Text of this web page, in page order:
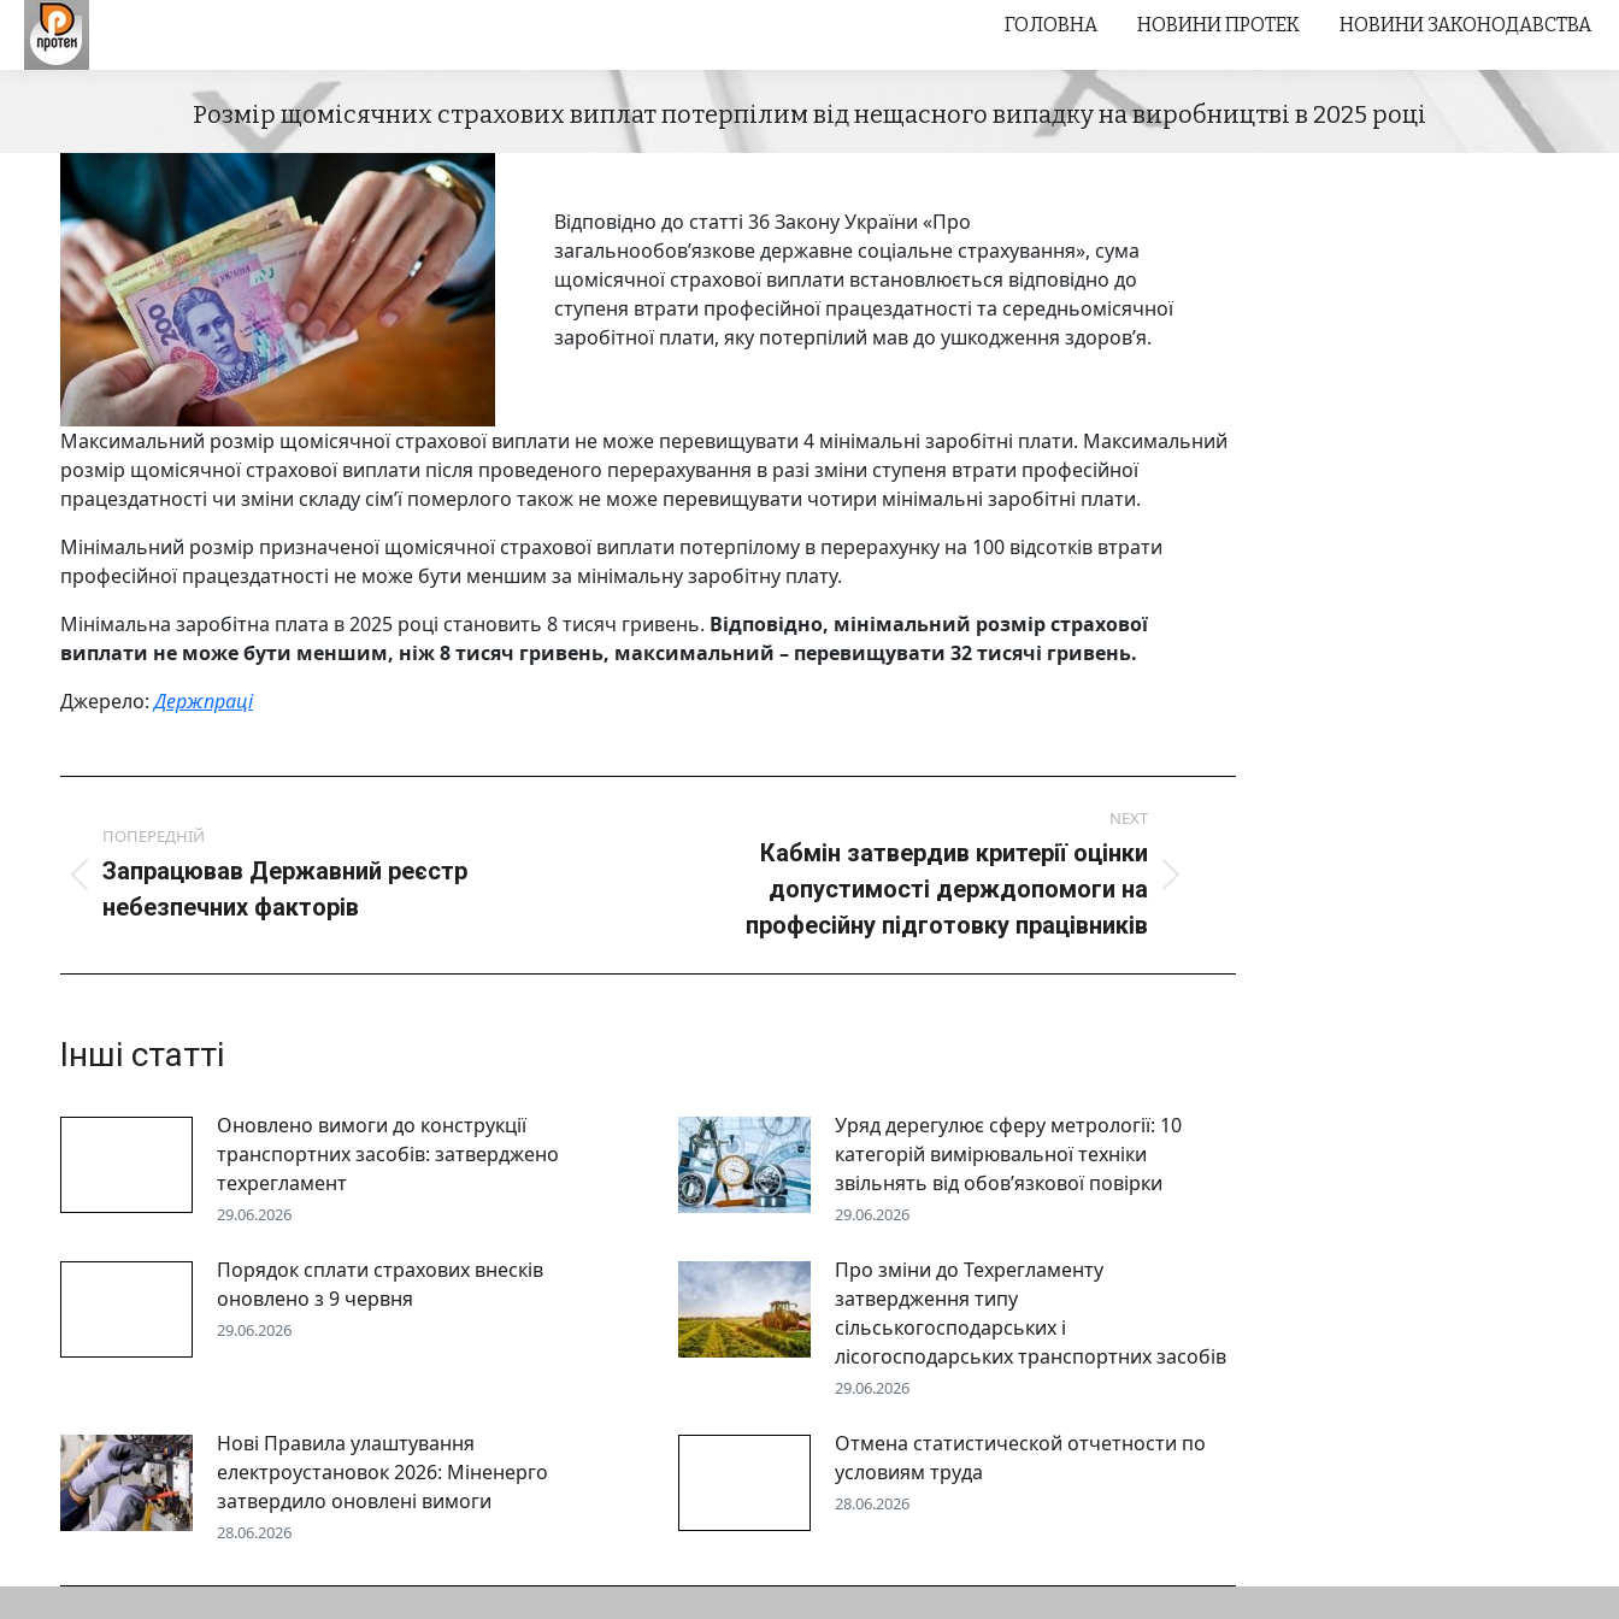
ГОЛОВНА НОВИНИ ПРОТЕК НОВИНИ ЗАКОНОДАВСТВА
Розмір щомісячних страхових виплат потерпілим від нещасного випадку на виробництві в 2025 році
Відповідно до статті 36 Закону України «Про
загальнообов’язкове державне соціальне страхування», сума
щомісячної страхової виплати встановлюється відповідно до
ступеня втрати професійної працездатності та середньомісячної
заробітної плати, яку потерпілий мав до ушкодження здоров’я.
Максимальний розмір щомісячної страхової виплати не може перевищувати 4 мінімальні заробітні плати. Максимальний
розмір щомісячної страхової виплати після проведеного перерахування в разі зміни ступеня втрати професійної
працездатності чи зміни складу сім’ї померлого також не може перевищувати чотири мінімальні заробітні плати.
Мінімальний розмір призначеної щомісячної страхової виплати потерпілому в перерахунку на 100 відсотків втрати
професійної працездатності не може бути меншим за мінімальну заробітну плату.
Мінімальна заробітна плата в 2025 році становить 8 тисяч гривень. Відповідно, мінімальний розмір страхової
виплати не може бути меншим, ніж 8 тисяч гривень, максимальний – перевищувати 32 тисячі гривень.
Джерело:Держпраці
navigation
ПОПЕРЕДНІЙ
Попередній
пост:
Запрацював Державний реєстр
небезпечних факторів
NEXT
Кабмін затвердив критерії оцінки
допустимості держдопомоги на
професійну підготовку працівників
Інші статті
Оновлено вимоги до конструкції
транспортних засобів: затверджено
техрегламент
29.06.2026
Уряд дерегулює сферу метрології: 10
категорій вимірювальної техніки
звільнять від обов’язкової повірки
29.06.2026
Порядок сплати страхових внесків
оновлено з 9 червня
29.06.2026
Про зміни до Техрегламенту
затвердження типу
сільськогосподарських і
лісогосподарських транспортних засобів
29.06.2026
Нові Правила улаштування
електроустановок 2026: Міненерго
затвердило оновлені вимоги
28.06.2026
Отмена статистической отчетности по
условиям труда
28.06.2026
ГОЛОВНА НОВИНИ ПРОТЕК НОВИНИ ЗАКОНОДАВСТВА